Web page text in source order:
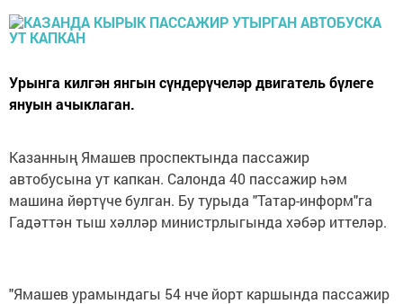
Урынга килгән янгын сүндерүчеләр двигатель бүлеге
януын ачыклаган.
Казанның Ямашев проспектында пассажир
автобусына ут капкан. Салонда 40 пассажир һәм
машина йөртүче булган. Бу турыда "Татар-информ"га
Гадәттән тыш хәлләр министрлыгында хәбәр иттеләр.
"Ямашев урамындагы 54 нче йорт каршында пассажир